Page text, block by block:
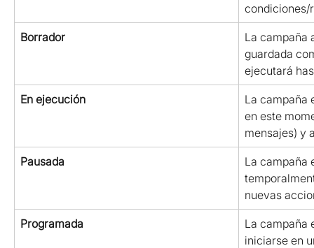
condiciones/
Borrador
La campaña
guardada
ejecutará
En ejecución
La campaña
en este
mensajes) y
Pausada
La campaña
nuevas
Programada
La campaña
iniciarse en